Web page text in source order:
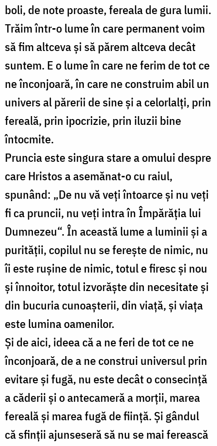
boli, de note proaste, fereala de gura lumii.
Trăim într-o lume în care permanent voim
să fim altceva și să părem altceva decât
suntem. E o lume în care ne ferim de tot ce
ne înconjoară, în care ne construim abil un
univers al părerii de sine și a celorlalți, prin
fereală, prin ipocrizie, prin iluzii bine
întocmite.
Pruncia este singura stare a omului despre
care Hristos a asemănat-o cu raiul,
spunând: „De nu vă veți întoarce și nu veți
fi ca pruncii, nu veți intra în Împărăția lui
Dumnezeu“. În această lume a luminii și a
purității, copilul nu se ferește de nimic, nu
îi este rușine de nimic, totul e firesc și nou
și înnoitor, totul izvorăște din necesitate și
din bucuria cunoașterii, din viață, și viața
este lumina oamenilor.
Și de aici, ideea că a ne feri de tot ce ne
înconjoară, de a ne construi universul prin
evitare și fugă, nu este decât o consecință
a căderii și o antecameră a morții, marea
fereală și marea fugă de ființă. Și gândul
că sfinții ajunseseră să nu se mai ferească